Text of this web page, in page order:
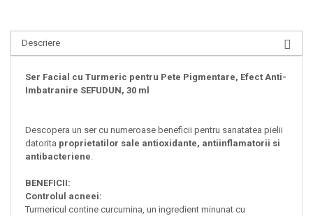
Descriere
Ser Facial cu Turmeric pentru Pete Pigmentare, Efect Anti-
Imbatranire SEFUDUN, 30 ml
Descopera un ser cu numeroase beneficii pentru sanatatea pielii
datorita proprietatilor sale antioxidante, antiinflamatorii si
antibacteriene
BENEFICII:
Controlul acneei:
Turmericul contine curcumina, un ingredient minunat cu